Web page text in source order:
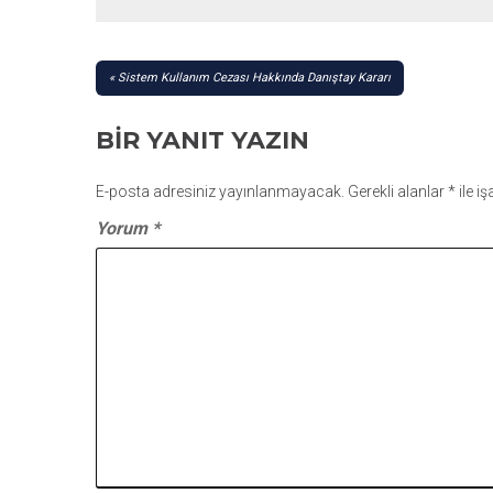
YAZI
Sistem Kullanım Cezası Hakkında Danıştay Kararı
BIR YANIT YAZIN
E-posta adresiniz yayınlanmayacak. Gerekli alanlar* ile
Yorum *